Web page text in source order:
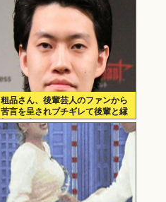
粗品さん、後輩芸人のファンから
苦言を呈されブチギレて後輩と縁
切り報告www